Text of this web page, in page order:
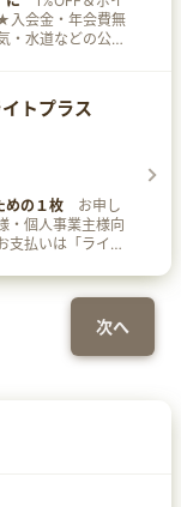
本サービスや
三井住友カード公
時発行ができない
通常のポイント還
下ホームぺージ
は予告なく変
もっと輝かせまし
にてVポ
になること間違
キラと輝くお得
対象取引や算定期
は、三井住友カ
認ください。 ※2
は、毎年、年間
す。 ※3 カード現
にある店舗など
となりません。 ※3
と、タッチ決済で
支払いただく場
支払い分は、 タッ
のタッチ決済対
、ミニストップ、
バーガー、ケンタ
飲食店、スター
ップ、エクセル
現物のタッチ決
取引は対象外で
どでは、一部ポイ
※2一定金額（原則
でなく、決済端末
ッチ決済分のポ
ので、ご了承くだ
ない金額の上限
なる場合がござ
対象店舗とモバイ
を示したもの
ン ・マクドナル
般なら、さらに
ポイント還元が可
チ決済で最大7％
キシブルペイ 一般
ことで、 対象店
まで引き上げるこ
第では最大20％
条件はこちら！
up/ 2. 年会
ブルペイ 一般は
友カード（NL）も
口座一体型のた
引でもおトクな特
以下の5つの機能を
・デビットカード
ペイ 一般なら、
元や定期的なキャ
ード！
トプラス
めの１枚 お申し
・個人事業主様向
除く 最短3営業日
次へ